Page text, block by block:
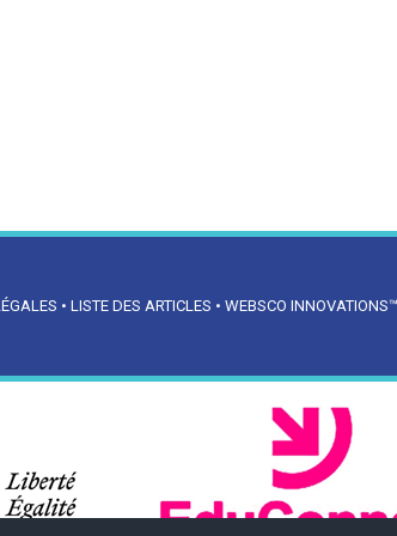
• LISTE DES ARTICLES • WEBSCO INNOVATIONS™